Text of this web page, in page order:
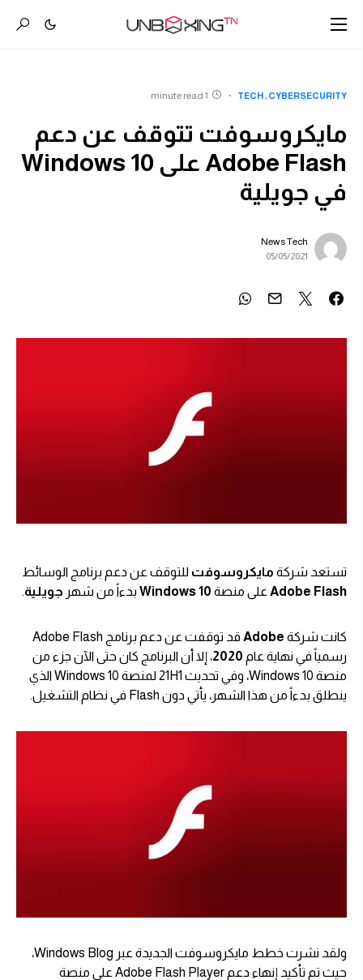
CYBERSECURITY
TECH
1 minute read
مايكروسوفت تتوقف عن دعم
Adobe Flash على Windows 10
في جويلية
News Tech
05/05/2021
تستعد شركة مايكروسوفت للتوقف عن دعم برنامج الوسائط
Adobe Flashعلى منصة Windows 10 بدءاً من شهر جويلية.
كانت شركة Adobe
قد توقفت عن دعم برنامج Adobe Flash
رسمياً في نهاية عام 2020، إلا أن البرنامج كان حتى الآن جزء من
منصة Windows 10، وفي تحديث 21H1 لمنصة Windows 10 الذي
ينطلق بدءاً من هذا الشهر، يأتي دون Flash في نظام التشغيل.
ولقد نشرت خطط مايكروسوفت الجديدة عبر Windows Blog،
حيث تم تأكيد إنهاء دعم Adobe Flash Player على منصة